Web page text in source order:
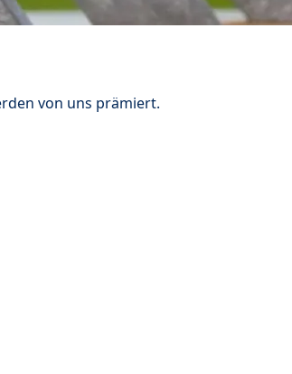
von uns prämiert.